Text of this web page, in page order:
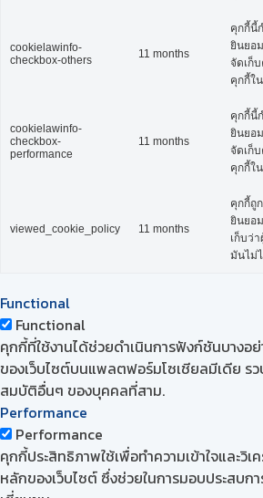
cookielawinfo-
checkbox-others
11 months
คุกกี้นี้
ยินยอ
จัดเก็
คุกกี้ใ
cookielawinfo-
checkbox-
performance
11 months
คุกกี้นี้
ยินยอ
จัดเก็
คุกกี้ใ
viewed_cookie_policy 11 months
คุกกี้ถู
ยินยอ
เก็บว่
มันไม่
Functional
Functional
คุกกี้ที่ใช้งานได้ช่วยดำเนินการฟังก์ชันบางอย่
ของเว็บไซต์บนแพลตฟอร์มโซเชียลมีเดีย ร
สมบัติอื่นๆ ของบุคคลที่สาม.
Performance
Performance
คุกกี้ประสิทธิภาพใช้เพื่อทำความเข้าใจและวิ
หลักของเว็บไซต์ ซึ่งช่วยในการมอบประสบ